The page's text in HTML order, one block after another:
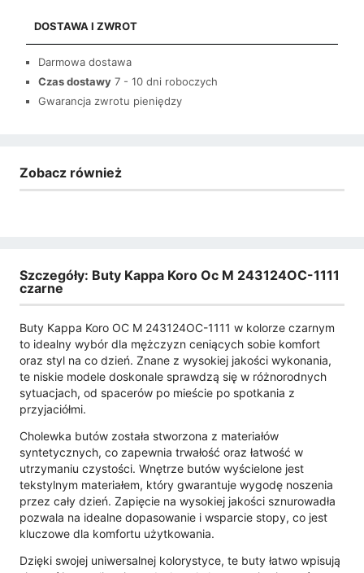
DOSTAWA I ZWROT
Darmowa dostawa
Czas dostawy 7 - 10 dni roboczych
Gwarancja zwrotu pieniędzy
Zobacz również
Szczegóły: Buty Kappa Koro Oc M 243124OC-1111
czarne
Buty Kappa Koro OC M 243124OC-1111 w kolorze czarnym
to idealny wybór dla mężczyzn ceniących sobie komfort
oraz styl na co dzień. Znane z wysokiej jakości wykonania,
te niskie modele doskonale sprawdzą się w różnorodnych
sytuacjach, od spacerów po mieście po spotkania z
przyjaciółmi.
Cholewka butów została stworzona z materiałów
syntetycznych, co zapewnia trwałość oraz łatwość w
utrzymaniu czystości. Wnętrze butów wyścielone jest
tekstylnym materiałem, który gwarantuje wygodę noszenia
przez cały dzień. Zapięcie na wysokiej jakości sznurowadła
pozwala na idealne dopasowanie i wsparcie stopy, co jest
kluczowe dla komfortu użytkowania.
Dzięki swojej uniwersalnej kolorystyce, te buty łatwo wpisują